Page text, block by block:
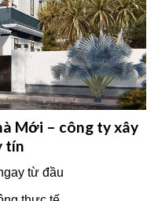
Mới – công ty xây
tín
từ đầu